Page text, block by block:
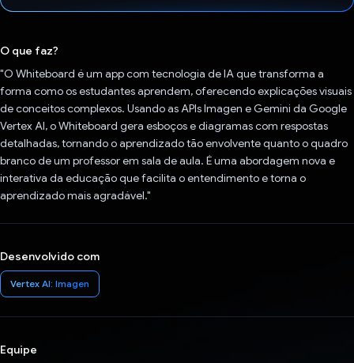
O que faz?
"O Whiteboard é um app com tecnologia de IA que transforma a
forma como os estudantes aprendem, oferecendo explicações visuais
de conceitos complexos. Usando as APIs Imagen e Gemini da Google
Vertex AI, o Whiteboard gera esboços e diagramas com respostas
detalhadas, tornando o aprendizado tão envolvente quanto o quadro
branco de um professor em sala de aula. É uma abordagem nova e
interativa da educação que facilita o entendimento e torna o
aprendizado mais agradável."
Desenvolvido com
Vertex AI: Imagen
Equipe